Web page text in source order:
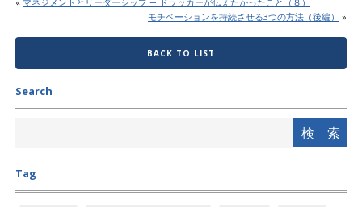
モチベーションを持続させる3つの方法（後編）
»
BACK TO LIST
Search
Tag